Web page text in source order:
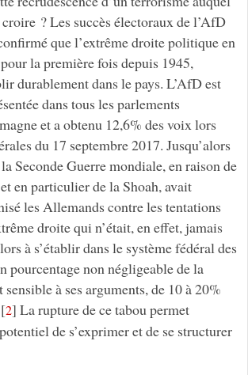
? Les succès électoraux de l’AfD
que l’extrême droite politique en
la première fois depuis 1945,
durablement dans le pays. L’AfD est
dans tous les parlements
et a obtenu 12,6% des voix lors
du 17 septembre 2017. Jusqu’alors
Seconde Guerre mondiale, en raison de
en particulier de la Shoah, avait
les Allemands contre les tentations
droite qui n’était, en effet, jamais
à s’établir dans le système fédéral des
pourcentage non négligeable de la
à ses arguments, de 10 à 20%
[2] La rupture de ce tabou permet
de s’exprimer et de se structurer